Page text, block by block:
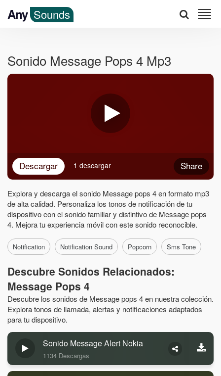
Any Sounds
Sonido Message Pops 4 Mp3
Descargar Share
1 descargar
Explora y descarga el sonido Message pops 4 en formato mp3
de alta calidad. Personaliza los tonos de notificación de tu
dispositivo con el sonido familiar y distintivo de Message pops
4. Mejora tu experiencia móvil con este sonido reconocible.
Notification Notification Sound Popcorn Sms Tone
Descubre Sonidos Relacionados:
Message Pops 4
Descubre los sonidos de Message pops 4 en nuestra colección.
Explora tonos de llamada, alertas y notificaciones adaptados
para tu dispositivo.
Sonido Message Alert Nokia
1134 Descargas